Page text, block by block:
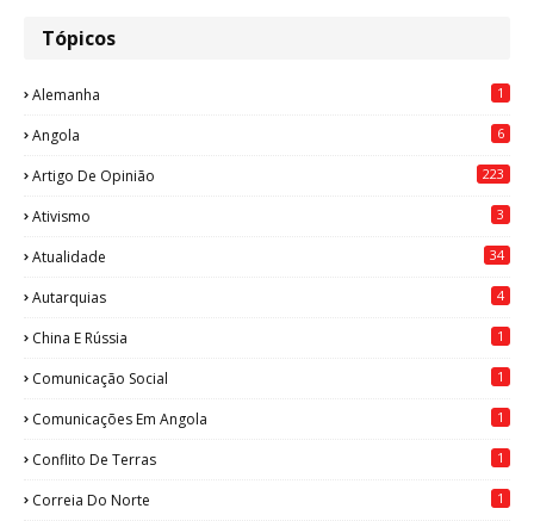
Tópicos
Alemanha 1
Angola 6
Artigo De Opinião 223
Ativismo 3
Atualidade 34
Autarquias 4
China E Rússia 1
Comunicação Social 1
Comunicações Em Angola 1
Conflito De Terras 1
Correia Do Norte 1